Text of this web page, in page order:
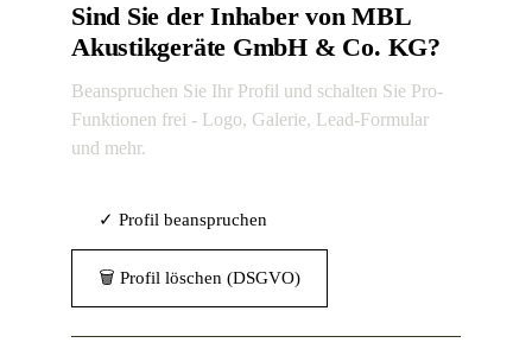
Sind Sie der Inhaber von MBL
Akustikgeräte GmbH & Co. KG?
Beanspruchen Sie Ihr Profil und schalten Sie Pro-
Funktionen frei - Logo, Galerie, Lead-Formular
und mehr.
✓ Profil beanspruchen
🗑 Profil löschen (DSGVO)